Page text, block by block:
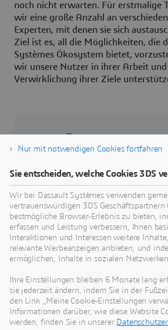
noch nicht erwarten. Für erstmalige
wir eine große Anzahl an
Experten, mit denen sie sich
Ziel ist es, all die Möglichkeiten, die
Systèmes Ökosystem bietet,
wir unsere Nutzer in ihrer Arbeit und
Verwirklichung ihrer Ziele
menschlichen Fortschritt.
Unternehmen führend in der
virtueller Technologien, die das
Verbrauchern, Patienten und
Mehr als 370.000 Kunden
Branchen arbeiten auf der 3D
plattform von Dassault
entwickeln Ideen und
Innovationen, die sich positiv auf
öffentliche gesellschaftliche
Weitere Informationen
Nur mit notwendigen Cookies fortfahren
Sie entscheiden, welche Cookies 3DS
Wir bei Dassault Systèmes verwenden
vertrauenswürdigen 3DS Geschäftspartnern
bestmögliche Browser-Erlebnis zu bieten,
erfassen und Leistung verbessern, Ihnen
Interaktionen und Interessen weitere
relevante Werbeanzeigen anbieten, und
ermöglichen, Inhalte in sozialen
Ihre Einstellungen bleiben 6 Monate lang
sie jederzeit ändern, indem Sie in der
den Link „Meine Cookie-Einstellungen
Informationen darüber, wie diese Website
werden, finden Sie in unserer